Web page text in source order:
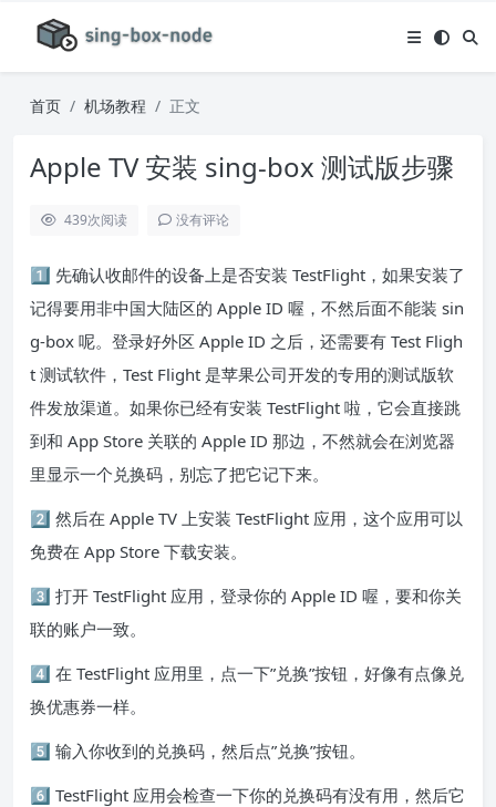
首页 机场教程 正文
Apple TV 安装 sing-box 测试版步骤
439次阅读 没有评论
1️⃣ 先确认收邮件的设备上是否安装 TestFlight，如果安装了
记得要用非中国大陆区的 Apple ID 喔，不然后面不能装 sin
g-box 呢。登录好外区 Apple ID 之后，还需要有 Test Fligh
t 测试软件，Test Flight 是苹果公司开发的专用的测试版软
件发放渠道。如果你已经有安装 TestFlight 啦，它会直接跳
到和 App Store 关联的 Apple ID 那边，不然就会在浏览器
里显示一个兑换码，别忘了把它记下来。
2️⃣ 然后在 Apple TV 上安装 TestFlight 应用，这个应用可以
免费在 App Store 下载安装。
3️⃣ 打开 TestFlight 应用，登录你的 Apple ID 喔，要和你关
联的账户一致。
4️⃣ 在 TestFlight 应用里，点一下”兑换”按钮，好像有点像兑
换优惠券一样。
5️⃣ 输入你收到的兑换码，然后点”兑换”按钮。
6️⃣ TestFlight 应用会检查一下你的兑换码有没有用，然后它